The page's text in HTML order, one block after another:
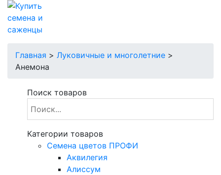
Главная > Луковичные и многолетние >
Анемона
Поиск товаров
Категории товаров
Cемена цветов ПРОФИ
Аквилегия
Алиссум